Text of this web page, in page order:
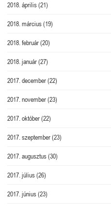
2018. április(21)
2018. március(19)
2018. február(20)
2018. január(27)
2017. december(22)
2017. november(23)
2017. október(22)
2017. szeptember(23)
2017. augusztus(30)
2017. július(26)
2017. június(23)